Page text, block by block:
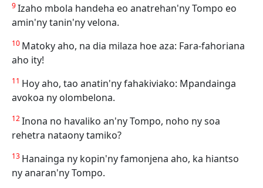
9Izaho mbola handeha eo anatrehan'ny Tompo eo
amin'ny tanin'ny velona.
10 Matoky aho, na dia milaza hoe aza: Fara-fahoriana
aho ity!
11 Hoy aho, tao anatin'ny fahakiviako: Mpandainga
avokoa ny olombelona.
12Inona no havaliko an'ny Tompo, noho ny soa
rehetra nataony tamiko?
13 Hanainga ny kopin'ny famonjena aho, ka hiantso
ny anaran'ny Tompo.